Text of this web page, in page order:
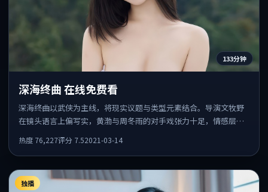
133分钟
深海终曲 在线免费看
深海终曲以武侠为主线，将现实议题与类型元素结合。导演文牧野
在镜头语言上偏写实，黄渤与周冬雨的对手戏张力十足，情感层次
热度 76,227评分 7.52021-03-14
独播